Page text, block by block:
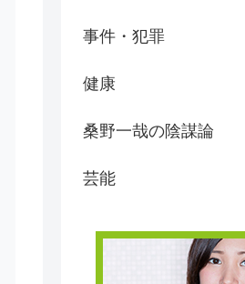
事件・犯罪
健康
桑野一哉の陰謀論
芸能